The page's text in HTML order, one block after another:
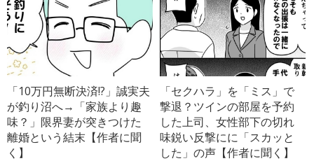
「10万円無断決済!?」誠実夫
が釣り沼へ→「家族より趣
味？」限界妻が突きつけた
離婚という結末【作者に聞
く】
「セクハラ」を「ミス」で
撃退？ツインの部屋を予約
した上司、女性部下の切れ
味鋭い反撃にに「スカッと
した」の声【作者に聞く】